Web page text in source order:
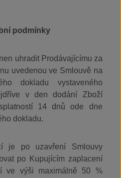
podmínky
uhradit Prodávajícímu za
uvedenou ve Smlouvě na
dokladu vystaveného
v den dodání Zboží
14 dnů ode dne
dokladu.
je po uzavření Smlouvy
po Kupujícím zaplacení
ve výši maximálně 50 %